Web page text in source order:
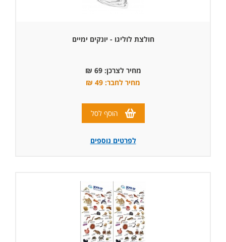
חולצת לוליגו - יונקים ימיים
מחיר לצרכן: 69 ₪
מחיר לחבר: 49 ₪
הוסף לסל
לפרטים נוספים